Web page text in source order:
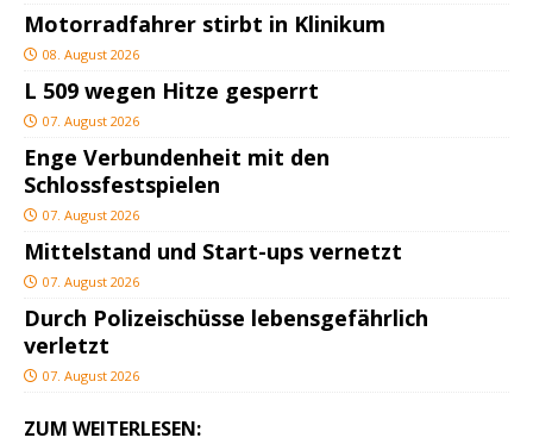
Motorradfahrer stirbt in Klinikum
08. August 2026
L 509 wegen Hitze gesperrt
07. August 2026
Enge Verbundenheit mit den
Schlossfestspielen
07. August 2026
Mittelstand und Start-ups vernetzt
07. August 2026
Durch Polizeischüsse lebensgefährlich
verletzt
07. August 2026
ZUM WEITERLESEN: